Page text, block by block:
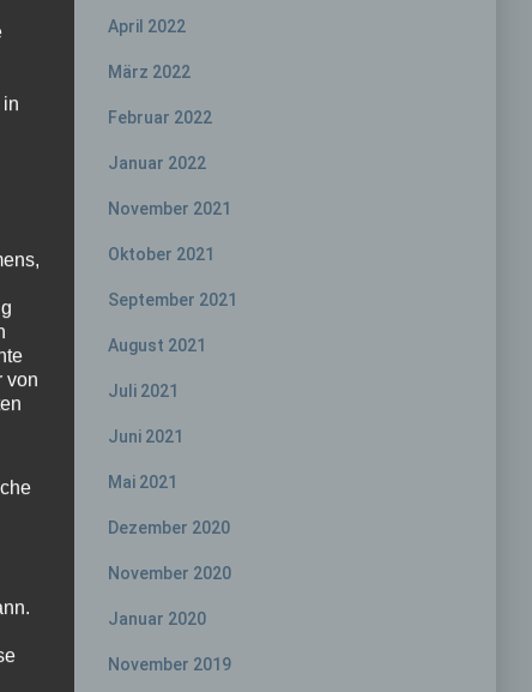
April 2022
März 2022
Februar 2022
Januar 2022
November 2021
Oktober 2021
September 2021
August 2021
Juli 2021
Juni 2021
Mai 2021
Dezember 2020
November 2020
Januar 2020
November 2019
von